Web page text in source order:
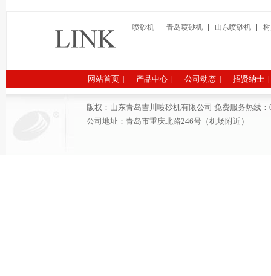
喷砂机 青岛喷砂机 山东喷砂机
网站首页 产品中心 公司动态 招贤纳士
版权：山东青岛吉川喷砂机有限公司 免费服务热线
公司地址：青岛市重庆北路246号（机场附近）